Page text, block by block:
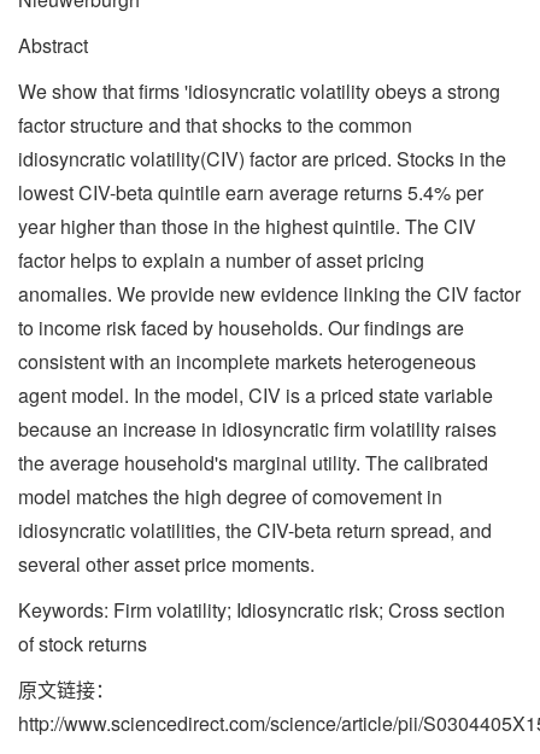
Abstract
We show that firms 'idiosyncratic volatility obeys a strong
factor structure and that shocks to the common
idiosyncratic volatility(CIV) factor are priced. Stocks in the
lowest CIV-beta quintile earn average returns 5.4% per
year higher than those in the highest quintile. The CIV
factor helps to explain a number of asset pricing
anomalies. We provide new evidence linking the CIV factor
to income risk faced by households. Our findings are
consistent with an incomplete markets heterogeneous
agent model. In the model, CIV is a priced state variable
because an increase in idiosyncratic firm volatility raises
the average household's marginal utility. The calibrated
model matches the high degree of comovement in
idiosyncratic volatilities, the CIV-beta return spread, and
several other asset price moments.
Keywords: Firm volatility; Idiosyncratic risk; Cross section
of stock returns
原文链接：
http://www.sciencedirect.com/science/article/pii/